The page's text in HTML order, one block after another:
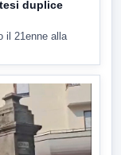
duplice
il 21enne alla